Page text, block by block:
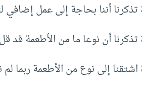
أننا بحاجة إلى عمل إضافي
أن نوعا ما من الأطعمة قد
إلى نوع من الأطعمة ربما